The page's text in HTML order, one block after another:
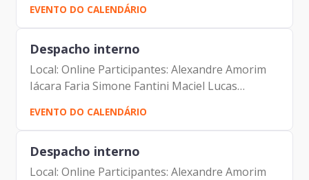
EVENTO DO CALENDÁRIO
Despacho interno
Local: Online Participantes: Alexandre Amorim
Iácara Faria Simone Fantini Maciel Lucas
EVENTO DO CALENDÁRIO
Despacho interno
Local: Online Participantes: Alexandre Amorim